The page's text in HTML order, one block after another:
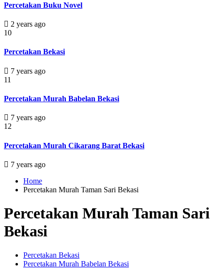
Percetakan Buku Novel
2 years ago
10
Percetakan Bekasi
7 years ago
11
Percetakan Murah Babelan Bekasi
7 years ago
12
Percetakan Murah Cikarang Barat Bekasi
7 years ago
Home
Percetakan Murah Taman Sari Bekasi
Percetakan Murah Taman Sari
Bekasi
Percetakan Bekasi
Percetakan Murah Babelan Bekasi